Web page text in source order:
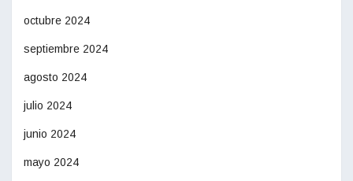
octubre 2024
septiembre 2024
agosto 2024
julio 2024
junio 2024
mayo 2024